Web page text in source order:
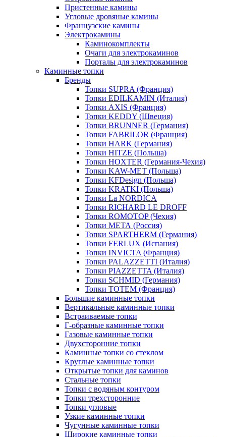
Пристенные камины
Угловые дровяные камины
Французские камины
Электрокамины
Каминокомплекты
Очаги для электрокаминов
Порталы для электрокаминов
Каминные топки
Бренды
Топки SUPRA (Франция)
Топки EDILKAMIN (Италия)
Топки AXIS (Франция)
Топки KEDDY (Швеция)
Топки BRUNNER (Германия)
Топки FABRILOR (Франция)
Топки HARK (Германия)
Топки HITZE (Польша)
Топки HOXTER (Германия-Чехия)
Топки KAW-MET (Польша)
Топки KFDesign (Польша)
Топки KRATKI (Польша)
Топки La NORDICA
Топки RICHARD LE DROFF
Топки ROMOTOP (Чехия)
Топки МЕТА (Россия)
Топки SPARTHERM (Германия)
Топки FERLUX (Испания)
Топки INVICTA (Франция)
Топки PALAZZETTI (Италия)
Топки PIAZZETTA (Италия)
Топки SCHMID (Германия)
Топки TOTEM (Франция)
Большие каминные топки
Вертикальные каминные топки
Встраиваемые топки
Г-образные каминные топки
Газовые каминные топки
Двухсторонние топки
Каминные топки со стеклом
Круглые каминные топки
Открытые топки для каминов
Стальные топки
Топки с водяным контуром
Топки трехсторонние
Топки угловые
Узкие каминные топки
Чугунные каминные топки
Широкие каминные топки